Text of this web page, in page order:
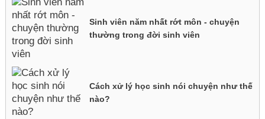
Sinh viên năm nhất rớt môn - chuyện
thường trong đời sinh viên
Cách xử lý học sinh nói chuyện như thế
nào?